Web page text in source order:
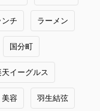
ンチ ラーメン
国分町
天イーグルス
美容 羽生結弦